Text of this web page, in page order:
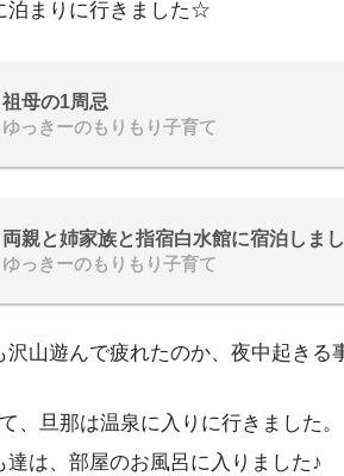
泊まりに行きました☆
祖母の1周忌
ゆっきーのもりもり子育て
両親と姉家族と指宿白水館に宿泊しま
ゆっきーのもりもり子育て
沢山遊んで疲れたのか、夜中起きる
、旦那は温泉に入りに行きました。
達は、部屋のお風呂に入りました♪